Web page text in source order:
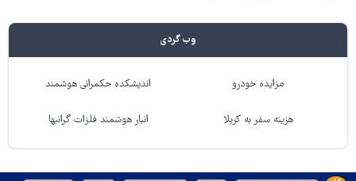
وب گردی
مزایده خودرو اندیشکده حکمرانی هوشمند
هزینه سفر به کربلا انبار هوشمند فلزات گرانبها